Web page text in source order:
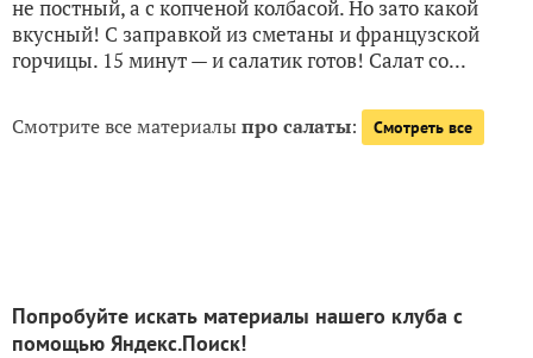
не постный, а с копченой колбасой. Но зато какой
вкусный! С заправкой из сметаны и французской
горчицы. 15 минут — и салатик готов! Салат со...
Смотрите все материалыпро салаты: Смотреть все
Попробуйте искать материалы нашего клуба с
помощью Яндекс.Поиск!